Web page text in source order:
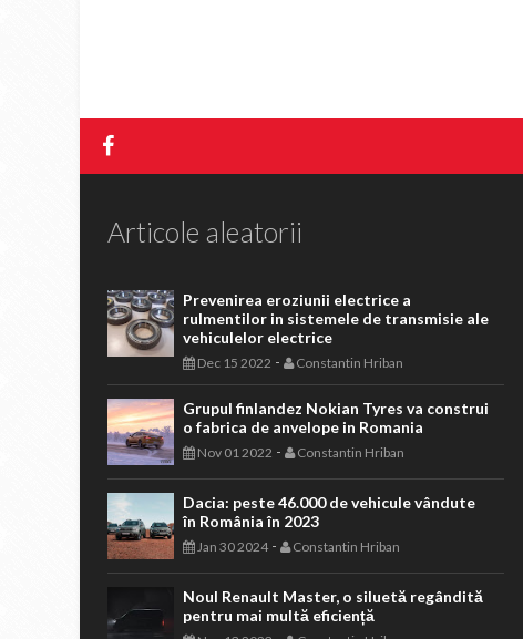
Articole aleatorii
Prevenirea eroziunii electrice a
rulmentilor in sistemele de transmisie ale
vehiculelor electrice
Dec 15 2022 - Constantin Hriban
Grupul finlandez Nokian Tyres va construi
o fabrica de anvelope in Romania
Nov 01 2022 - Constantin Hriban
Dacia: peste 46.000 de vehicule vândute
în România în 2023
Jan 30 2024- Constantin Hriban
Noul Renault Master, o siluetă regândită
pentru mai multă eficiență